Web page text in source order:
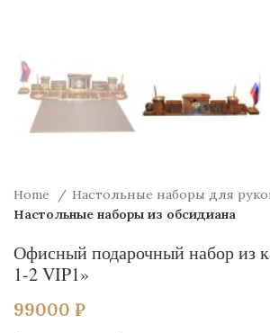
Home
Настольные наборы для
Настольные наборы из обсидиана
Офисный подарочный набор из
1-2 VIP1»
99000 ₽